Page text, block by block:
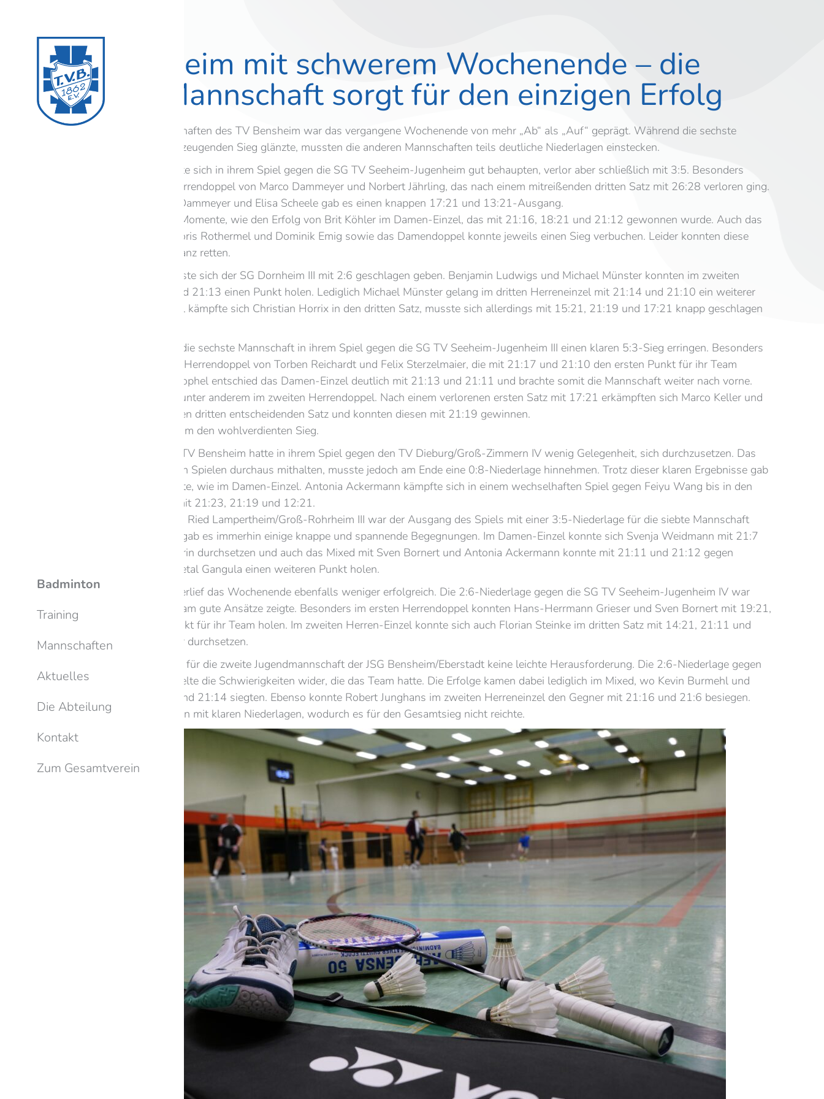
TV Bensheim mit schwerem Wochenende – die
sechste Mannschaft sorgt für den einzigen Erfolg
Für die Badminton-Mannschaften des TV Bensheim war das vergangene Wochenende von mehr „Ab“ als „Auf“ geprägt. Während die sechste
Mannschaft mit einem überzeugenden Sieg glänzte, mussten die anderen Mannschaften teils deutliche Niederlagen einstecken.
Die dritte Mannschaft konnte sich in ihrem Spiel gegen die SG TV Seeheim-Jugenheim gut behaupten, verlor aber schließlich mit 3:5. Besonders
spannend war das erste Herrendoppel von Marco Dammeyer und Norbert Jährling, das nach einem mitreißenden dritten Satz mit 26:28 verloren ging.
Auch im Mixed von Marco Dammeyer und Elisa Scheele gab es einen knappen 17:21 und 13:21-Ausgang.
Doch es gab auch positive Momente, wie den Erfolg von Brit Köhler im Damen-Einzel, das mit 21:16, 18:21 und 21:12 gewonnen wurde. Auch das
zweite Herrendoppel mit Boris Rothermel und Dominik Emig sowie das Damendoppel konnte jeweils einen Sieg verbuchen. Leider konnten diese
Erfolge nicht die Gesamtbilanz retten.
Die fünfte Mannschaft musste sich der SG Dornheim III mit 2:6 geschlagen geben. Benjamin Ludwigs und Michael Münster konnten im zweiten
Herrendoppel mit 21:17 und 21:13 einen Punkt holen. Lediglich Michael Münster gelang im dritten Herreneinzel mit 21:14 und 21:10 ein weiterer
Sieg. Im ersten Herreneinzel kämpfte sich Christian Horrix in den dritten Satz, musste sich allerdings mit 15:21, 21:19 und 17:21 knapp geschlagen
Im Gegensatz dazu konnte die sechste Mannschaft in ihrem Spiel gegen die SG TV Seeheim-Jugenheim III einen klaren 5:3-Sieg erringen. Besonders
überzeugend war das erste Herrendoppel von Torben Reichardt und Felix Sterzelmaier, die mit 21:17 und 21:10 den ersten Punkt für ihr Team
sicherten. Auch Nina Christophel entschied das Damen-Einzel deutlich mit 21:13 und 21:11 und brachte somit die Mannschaft weiter nach vorne.
Knappe Ergebnisse gab es unter anderem im zweiten Herrendoppel. Nach einem verlorenen ersten Satz mit 17:21 erkämpften sich Marco Keller und
Martin Thum mit 21:16 einen dritten entscheidenden Satz und konnten diesen mit 21:19 gewinnen.
Am Ende holte sich das Team den wohlverdienten Sieg.
Die siebte Mannschaft des TV Bensheim hatte in ihrem Spiel gegen den TV Dieburg/Groß-Zimmern IV wenig Gelegenheit, sich durchzusetzen. Das
Team konnte zwar in einigen Spielen durchaus mithalten, musste jedoch am Ende eine 0:8-Niederlage hinnehmen. Trotz dieser klaren Ergebnisse gab
es auch spannende Momente, wie im Damen-Einzel. Antonia Ackermann kämpfte sich in einem wechselhaften Spiel gegen Feiyu Wang bis in den
dritten Satz, verlor jedoch mit 21:23, 21:19 und 12:21.
Auch im Spiel gegen die SG Ried Lampertheim/Groß-Rohrheim III war der Ausgang des Spiels mit einer 3:5-Niederlage für die siebte Mannschaft
ähnlich enttäuschend. Hier gab es immerhin einige knappe und spannende Begegnungen. Im Damen-Einzel konnte sich Svenja Weidmann mit 21:7
und 21:7 gegen ihre Gegnerin durchsetzen und auch das Mixed mit Sven Bornert und Antonia Ackermann konnte mit 21:11 und 21:12 gegen
Manfred Schreiber und Sheetal Gangula einen weiteren Punkt holen.
Für die achte Mannschaft verlief das Wochenende ebenfalls weniger erfolgreich. Die 2:6-Niederlage gegen die SG TV Seeheim-Jugenheim IV war
deutlich, auch wenn das Team gute Ansätze zeigte. Besonders im ersten Herrendoppel konnten Hans-Herrmann Grieser und Sven Bornert mit 19:21,
21:18 und 22:20 einen Punkt für ihr Team holen. Im zweiten Herren-Einzel konnte sich auch Florian Steinke im dritten Satz mit 14:21, 21:11 und
21:13 gegen seinen Gegner durchsetzen.
Das Wochenende war auch für die zweite Jugendmannschaft der JSG Bensheim/Eberstadt keine leichte Herausforderung. Die 2:6-Niederlage gegen
den BV Lampertheim spiegelte die Schwierigkeiten wider, die das Team hatte. Die Erfolge kamen dabei lediglich im Mixed, wo Kevin Burmehl und
Karin Bormann mit 21:16 und 21:14 siegten. Ebenso konnte Robert Junghans im zweiten Herreneinzel den Gegner mit 21:16 und 21:6 besiegen.
Die restlichen Spiele endeten mit klaren Niederlagen, wodurch es für den Gesamtsieg nicht reichte.
Badminton
Training
Mannschaften
Aktuelles
Die Abteilung
Kontakt
Zum Gesamtverein